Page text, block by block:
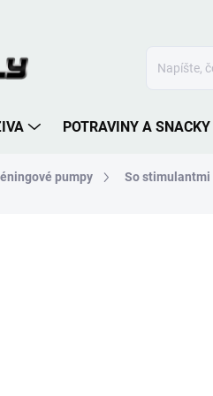
POTRAVINY A SNACKY
pumpy So stimulantmi